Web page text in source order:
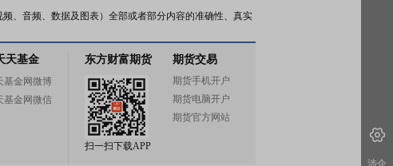
、音频、数据及图表）全部或者部分内容的准确性、真实
天基金
基金网微博
基金网微信
东方财富期货
扫一扫下载APP
期货交易
期货手机开户
期货电脑开户
期货官方网站
涉企